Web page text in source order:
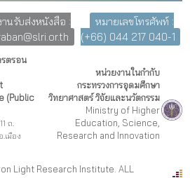
านรับส่งหนังสือ :
หมายเลขโทรศัพท์ :
(+66) 044 217 040-1
ตรอน
(Public
ถ.
เมือง
หน่วยงานในกำกับ
กระทรวงการอุดมศึกษา
วิทยาศาสตร์ วิจัยและนวัตกรรม
Ministry of Higher
Education, Science,
Research and Innovation
Light Research Institute. ALL